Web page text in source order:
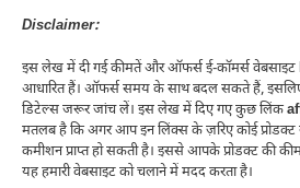
Disclaimer:
इस लेख में दी गई कीमतें और ऑफर्स ई-कॉमर्स वेबसाइट
आधारित हैं। ऑफर्स समय के साथ बदल सकते हैं, इसलिए
डिटेल्स जरूर जांच लें। इस लेख में दिए गए कुछ लिंक
मतलब है कि अगर आप इन लिंक्स के ज़रिए कोई प्रोडक्ट
कमीशन प्राप्त हो सकती है। इससे आपके प्रोडक्ट की
यह हमारी वेबसाइट को चलाने में मदद करता है।